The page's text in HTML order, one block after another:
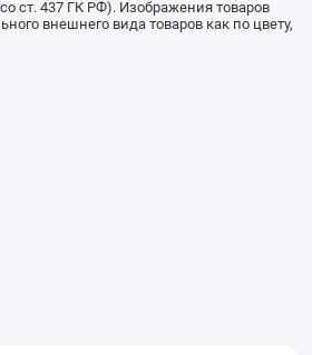
ст. 437 ГК РФ). Изображения товаров
внешнего вида товаров как по цвету,